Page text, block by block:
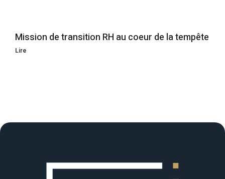
Mission de transition RH au coeur de la tempête
Lire